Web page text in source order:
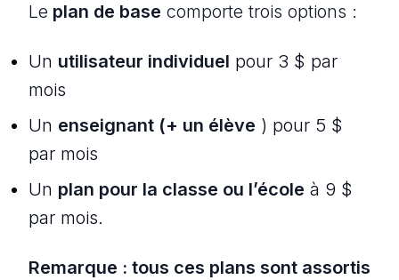
Le plan de base comporte trois options :
Un utilisateur individuel pour 3 $ par
mois
Un enseignant (+ un élève ) pour 5 $
par mois
Un plan pour la classe ou l’école à 9 $
par mois.
Remarque : tous ces plans sont assortis